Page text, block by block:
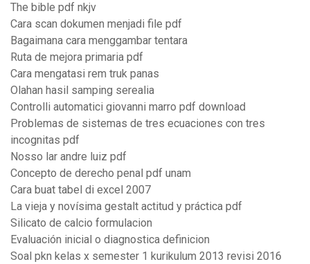
The bible pdf nkjv
Cara scan dokumen menjadi file pdf
Bagaimana cara menggambar tentara
Ruta de mejora primaria pdf
Cara mengatasi rem truk panas
Olahan hasil samping serealia
Controlli automatici giovanni marro pdf download
Problemas de sistemas de tres ecuaciones con tres
incognitas pdf
Nosso lar andre luiz pdf
Concepto de derecho penal pdf unam
Cara buat tabel di excel 2007
La vieja y novísima gestalt actitud y práctica pdf
Silicato de calcio formulacion
Evaluación inicial o diagnostica definicion
Soal pkn kelas x semester 1 kurikulum 2013 revisi 2016